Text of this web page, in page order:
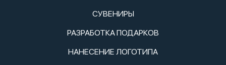
СУВЕНИРЫ
РАЗРАБОТКА ПОДАРКОВ
НАНЕСЕНИЕ ЛОГОТИПА